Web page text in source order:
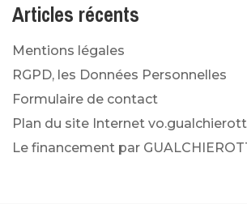
Articles récents
Mentions légales
RGPD, les Données Personnelles
Formulaire de contact
Plan du site Internet
Le financement par